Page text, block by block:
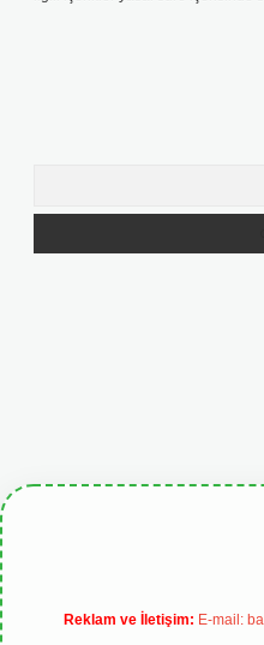
Reklam ve İletişim: E-mail: